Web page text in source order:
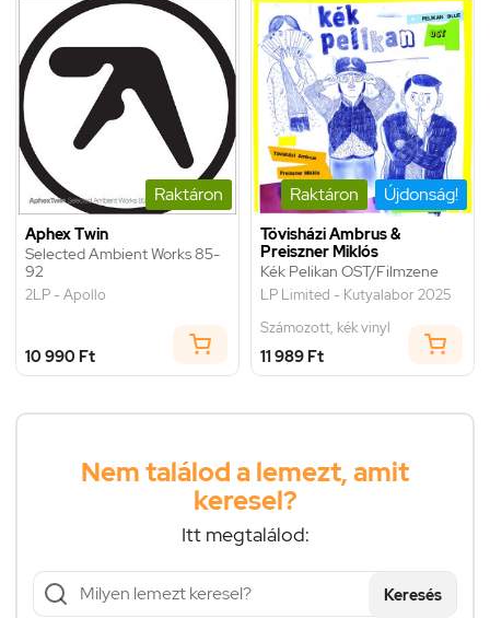
Raktáron
Aphex Twin
Selected Ambient Works 85-
92
2LP - Apollo
10 990 Ft
Raktáron Újdonság!
Tövisházi Ambrus &
Preiszner Miklós
Kék Pelikan OST/Filmzene
LP Limited - Kutyalabor 2025
Számozott, kék vinyl
11 989 Ft
Nem találod a lemezt, amit
keresel?
Itt megtalálod:
Keresés